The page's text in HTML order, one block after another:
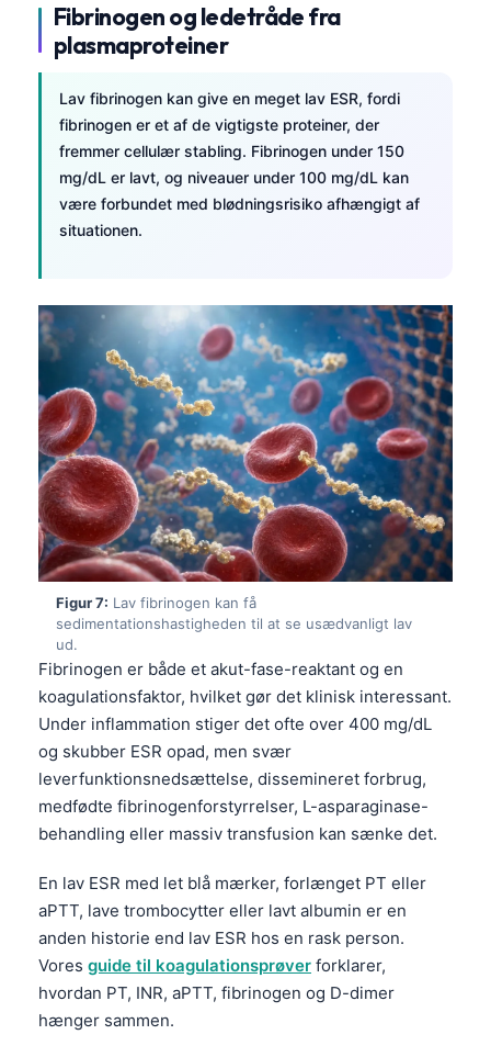
Fibrinogen og ledetråde fra
plasmaproteiner
Lav fibrinogen kan give en meget lav ESR, fordi
fibrinogen er et af de vigtigste proteiner, der
fremmer cellulær stabling. Fibrinogen under 150
mg/dL er lavt, og niveauer under 100 mg/dL kan
være forbundet med blødningsrisiko afhængigt af
situationen.
Figur 7: Lav fibrinogen kan få
sedimentationshastigheden til at se usædvanligt lav
ud.
Fibrinogen er både et akut-fase-reaktant og en
koagulationsfaktor, hvilket gør det klinisk interessant.
Under inflammation stiger det ofte over 400 mg/dL
og skubber ESR opad, men svær
leverfunktionsnedsættelse, dissemineret forbrug,
medfødte fibrinogenforstyrrelser, L-asparaginase-
behandling eller massiv transfusion kan sænke det.
En lav ESR med let blå mærker, forlænget PT eller
aPTT, lave trombocytter eller lavt albumin er en
anden historie end lav ESR hos en rask person.
Vores guide til koagulationsprøver forklarer,
hvordan PT, INR, aPTT, fibrinogen og D-dimer
hænger sammen.
বাংলা
اردو
मराठी
தமிழ்
ಕನ್ನಡ
മലയാളം
Bahasa Melayu
Tagalog
ไทย
ဗမာစာ
ភាសាខ្មែរ
Kiswahili
አማርኛ
Українська
O‘zbekcha
Català
Hrvatski
Slovenčina
پښتو
සිංහල